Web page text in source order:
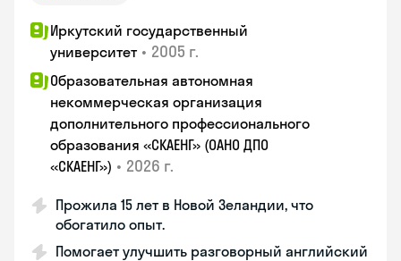
Иркутский государственный
университет • 2005 г.
Образовательная автономная
некоммерческая организация
дополнительного профессионального
образования «СКАЕНГ» (ОАНО ДПО
«СКАЕНГ») • 2026 г.
Прожила 15 лет в Новой Зеландии, что
обогатило опыт.
Помогает улучшить разговорный английский